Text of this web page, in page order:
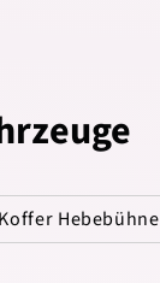
Koffer Hebebühne